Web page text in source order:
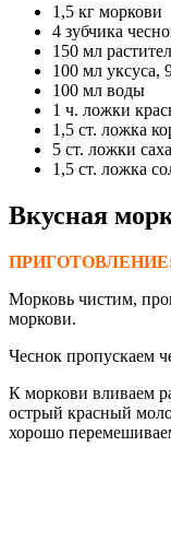
1,5 кг моркови
4 зубчика
150 мл
100 мл уксуса,
100 мл воды
1 ч. ложки
1,5 ст. ложка
5 ст. ложки
1,5 ст. ложка
Вкусная
Морковь чистим,
моркови.
Чеснок пропускаем
К моркови вливаем
острый красный
хорошо